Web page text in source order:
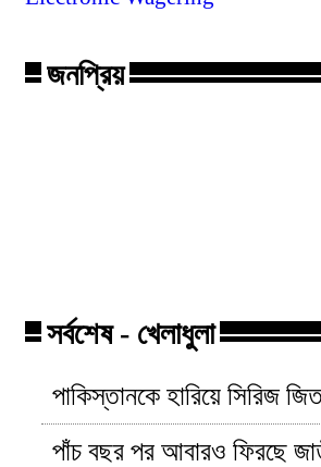
জনপ্রিয়
সর্বশেষ - খেলাধুলা
পাকিস্তানকে হারিয়ে সিরিজ
পাঁচ বছর পর আবারও ফিরছে